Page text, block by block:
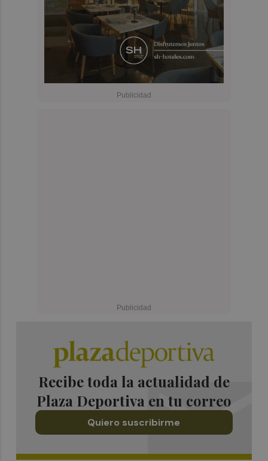
Recibe toda la actualidad de
Plaza Deportiva en tu correo
Quiero suscribirme